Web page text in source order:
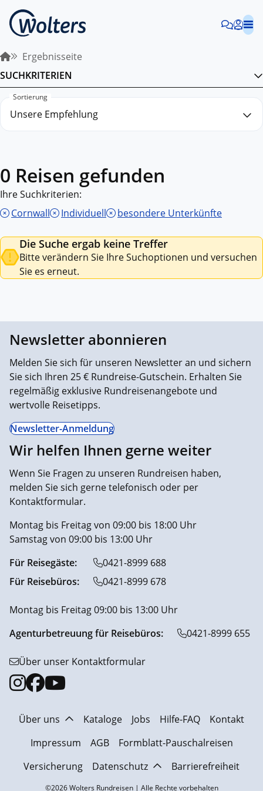
Ergebnisseite
SUCHKRITERIEN
Sortierung
0 Reisen gefunden
Ihre Suchkriterien:
Cornwall
Individuell besondere Unterkünfte
Die Suche ergab keine Treffer
Bitte verändern Sie Ihre Suchoptionen und versuchen
Sie es erneut.
Newsletter abonnieren
Melden Sie sich für unseren Newsletter an und sichern
Sie sich Ihren 25 € Rundreise-Gutschein. Erhalten Sie
regelmäßig exklusive Rundreisenangebote und
wertvolle Reisetipps.
Newsletter-Anmeldung
Wir helfen Ihnen gerne weiter
Wenn Sie Fragen zu unseren Rundreisen haben,
melden Sie sich gerne telefonisch oder per
Kontaktformular.
Montag bis Freitag von 09:00 bis 18:00 Uhr
Samstag von 09:00 bis 13:00 Uhr
Für Reisegäste:
0421-8999 688
Für Reisebüros:
0421-8999 678
Montag bis Freitag 09:00 bis 13:00 Uhr
Agenturbetreuung für Reisebüros:
0421-8999 655
Über unser Kontaktformular
Über uns Kataloge Jobs Hilfe-FAQ
Kontakt
Impressum
AGB
Formblatt-Pauschalreisen
Versicherung
Datenschutz Barrierefreiheit
©2026 Wolters Rundreisen | Alle Rechte vorbehalten